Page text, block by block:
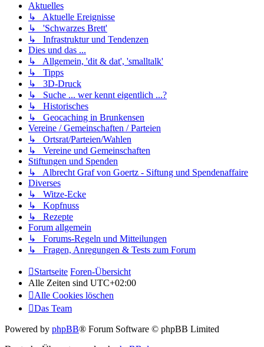
Aktuelles
↳ Aktuelle Ereignisse
↳ 'Schwarzes Brett'
↳ Infrastruktur und Tendenzen
Dies und das ...
↳ Allgemein, 'dit & dat', 'smalltalk'
↳ Tipps
↳ 3D-Druck
↳ Suche ... wer kennt eigentlich ...?
↳ Historisches
↳ Geocaching in Brunkensen
Vereine / Gemeinschaften / Parteien
↳ Ortsrat/Parteien/Wahlen
↳ Vereine und Gemeinschaften
Stiftungen und Spenden
↳ Albrecht Graf von Goertz - Siftung und Spendenaffaire
Diverses
↳ Witze-Ecke
↳ Kopfnuss
↳ Rezepte
Forum allgemein
↳ Forums-Regeln und Mitteilungen
↳ Fragen, Anregungen & Tests zum Forum
Startseite Foren-Übersicht
Alle Zeiten sind UTC+02:00
Alle Cookies löschen
Das Team
Powered by phpBB® Forum Software © phpBB Limited